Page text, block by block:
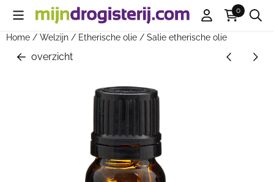
Cookievoorkeuren zijn beschikbaar. Kies instellingen of sta
0
Home / Welzijn / Etherische olie / Salie etherische olie
overzicht